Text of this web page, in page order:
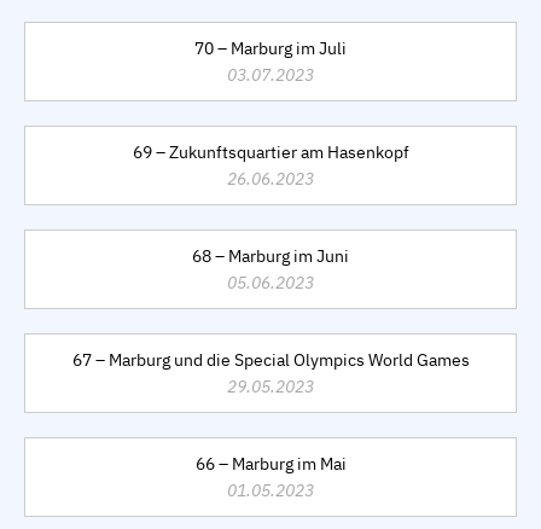
70 – Marburg im Juli
03.07.2023
69 – Zukunftsquartier am Hasenkopf
26.06.2023
68 – Marburg im Juni
05.06.2023
67 – Marburg und die Special Olympics World Games
29.05.2023
66 – Marburg im Mai
01.05.2023